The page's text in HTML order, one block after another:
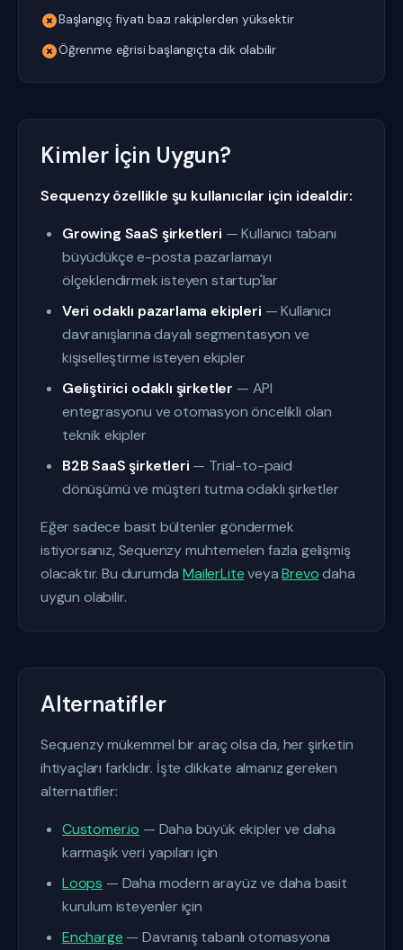
Başlangıç fiyatı bazı rakiplerden yüksektir
Öğrenme eğrisi başlangıçta dik olabilir
Kimler İçin Uygun?
Sequenzy özellikle şu kullanıcılar için idealdir:
Growing SaaS şirketleri — Kullanıcı tabanı
büyüdükçe e-posta pazarlamayı
ölçeklendirmek isteyen startup'lar
Veri odaklı pazarlama ekipleri — Kullanıcı
davranışlarına dayalı segmentasyon ve
kişiselleştirme isteyen ekipler
Geliştirici odaklı şirketler — API
entegrasyonu ve otomasyon öncelikli olan
teknik ekipler
B2B SaaS şirketleri — Trial-to-paid
dönüşümü ve müşteri tutma odaklı şirketler
Eğer sadece basit bültenler göndermek
istiyorsanız, Sequenzy muhtemelen fazla gelişmiş
olacaktır. Bu durumdaMailerLiteveyaBrevodaha
uygun olabilir.
Alternatifler
Sequenzy mükemmel bir araç olsa da, her şirketin
ihtiyaçları farklıdır. İşte dikkate almanız gereken
alternatifler:
Customer.io — Daha büyük ekipler ve daha
karmaşık veri yapıları için
Loops — Daha modern arayüz ve daha basit
kurulum isteyenler için
Encharge — Davranış tabanlı otomasyona